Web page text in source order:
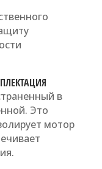
в
Это
мотор